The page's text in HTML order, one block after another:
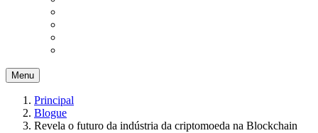
Menu
Principal
Blogue
Revela o futuro da indústria da criptomoeda na Blockchain